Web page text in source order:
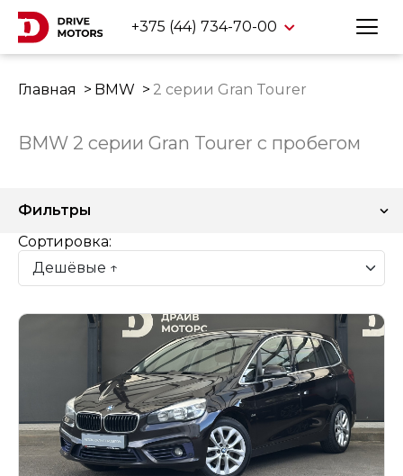
+375 (44) 734-70-00
Главная BMW 2 серии Gran Tourer
BMW 2 серии Gran Tourer с пробегом
Фильтры
Сортировка: